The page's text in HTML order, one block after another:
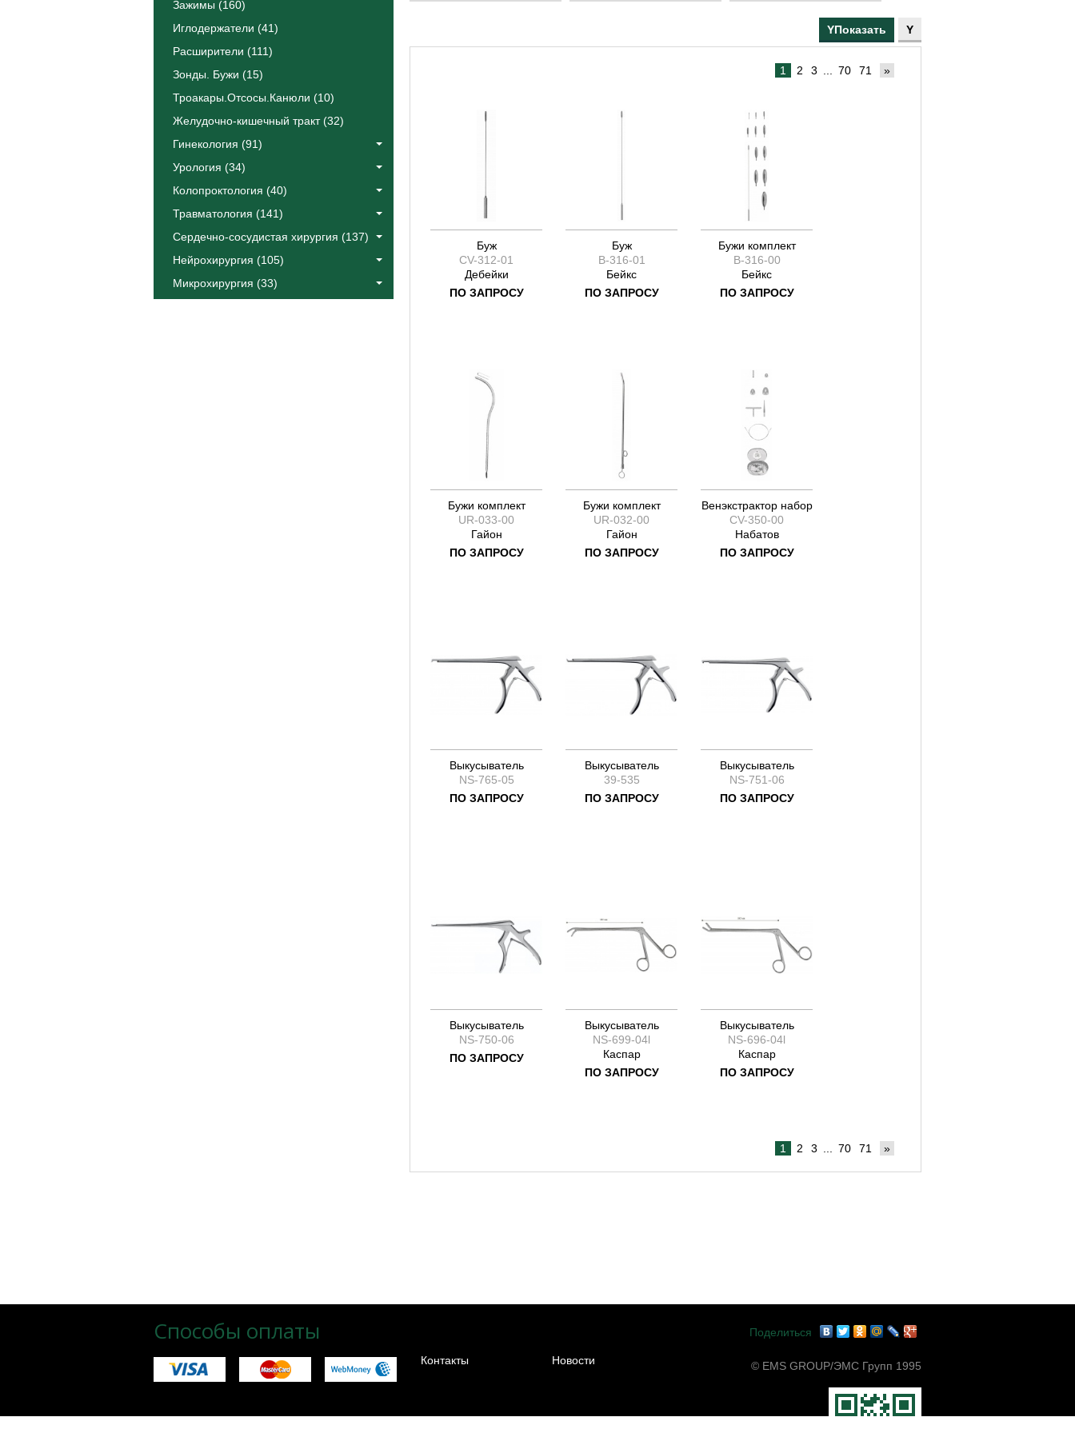
Зажимы (160)
Иглодержатели (41)
Расширители (111)
Зонды. Бужи (15)
Троакары.Отсосы.Канюли (10)
Желудочно-кишечный тракт (32)
Гинекология (91)
Урология (34)
Колопроктология (40)
Травматология (141)
Сердечно-сосудистая хирургия (137)
Нейрохирургия (105)
Микрохирургия (33)
Катлин
Catlin
Toennis
Yasargil
160
175
200
205
210
215
230
250
270
1 2 3 70 71 »
Буж
CV-312-01
Дебейки
ПО ЗАПРОСУ
Буж
B-316-01
Бейкс
ПО ЗАПРОСУ
Бужи комплект
B-316-00
Бейкс
ПО ЗАПРОСУ
Бужи комплект
UR-033-00
Гайон
ПО ЗАПРОСУ
Бужи комплект
UR-032-00
Гайон
ПО ЗАПРОСУ
Венэкстрактор набор
CV-350-00
Набатов
ПО ЗАПРОСУ
Выкусыватель
NS-765-05
ПО ЗАПРОСУ
Выкусыватель
39-535
ПО ЗАПРОСУ
Выкусыватель
NS-751-06
ПО ЗАПРОСУ
Выкусыватель
NS-750-06
ПО ЗАПРОСУ
Выкусыватель
NS-699-04l
Каспар
ПО ЗАПРОСУ
Выкусыватель
NS-696-04l
Каспар
ПО ЗАПРОСУ
1 2 3 70 71 »
Способы оплаты
Контакты Новости
Поделиться
© EMS GROUP/ЭМС Групп 1995